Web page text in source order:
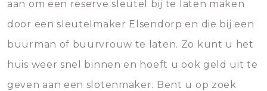
aan om een reserve sleutel bij te laten maken
door een sleutelmaker Elsendorp en die bij een
buurman of buurvrouw te laten. Zo kunt u het
huis weer snel binnen en hoeft u ook geld uit te
geven aan een slotenmaker. Bent u op zoek